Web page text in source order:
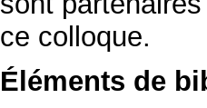
ce colloque.
Éléments de